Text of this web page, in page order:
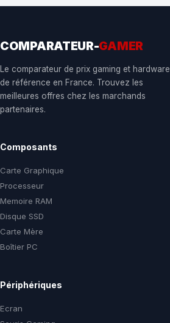
COMPARATEUR-GAMER
Le comparateur de prix gaming et hardware
de référence en France. Trouvez les
meilleures offres chez les marchands
partenaires.
Composants
Carte Graphique
Processeur
Memoire RAM
Disque SSD
Carte Mère
Boîtier PC
Périphériques
Ecran